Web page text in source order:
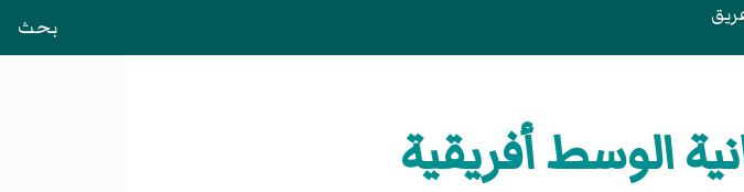
بحث
الوسط أفريقية